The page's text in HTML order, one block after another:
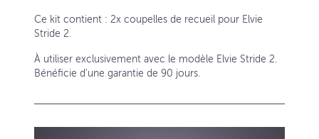
Ce kit contient : 2x coupelles de recueil pour Elvie
Stride 2.
À utiliser exclusivement avec le modèle Elvie Stride 2.
Bénéficie d'une garantie de 90 jours.